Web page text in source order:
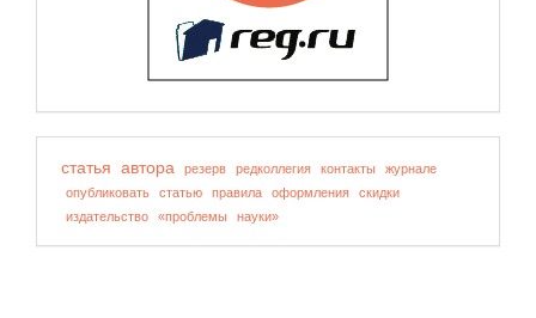
статья автора резерв редколлегия контакты
журнале
опубликовать
статью правила оформления
скидки
издательство
«проблемы науки»